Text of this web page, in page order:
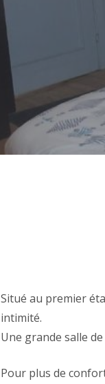
Situé au premier
intimité.
Une grande salle
Pour plus de